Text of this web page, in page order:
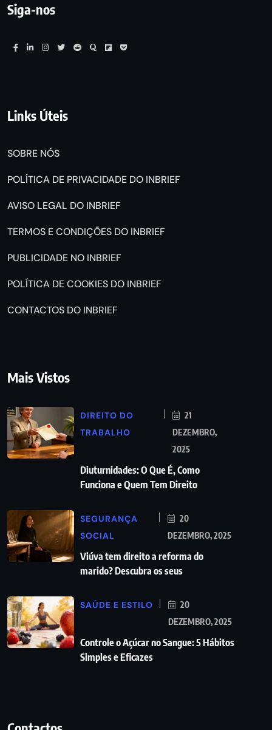
Siga-nos
Links Úteis
SOBRE NÓS
POLÍTICA DE PRIVACIDADE DO INBRIEF
AVISO LEGAL DO INBRIEF
TERMOS E CONDIÇÕES DO INBRIEF
PUBLICIDADE NO INBRIEF
POLÍTICA DE COOKIES DO INBRIEF
CONTACTOS DO INBRIEF
Mais Vistos
DIREITO DO
TRABALHO
21
DEZEMBRO,
2025
Diuturnidades: O Que É, Como
Funciona e Quem Tem Direito
SEGURANÇA
SOCIAL
20
DEZEMBRO, 2025
Viúva tem direito a reforma do
marido? Descubra os seus
SAÚDE E ESTILO
20
DEZEMBRO, 2025
Controle o Açúcar no Sangue: 5 Hábitos
Simples e Eficazes